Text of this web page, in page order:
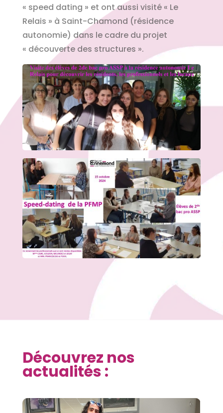
« speed dating » et ont aussi visité « Le
Relais » à Saint-Chamond (résidence
autonomie) dans le cadre du projet
« découverte des structures ».
Découvrez nos
actualités :